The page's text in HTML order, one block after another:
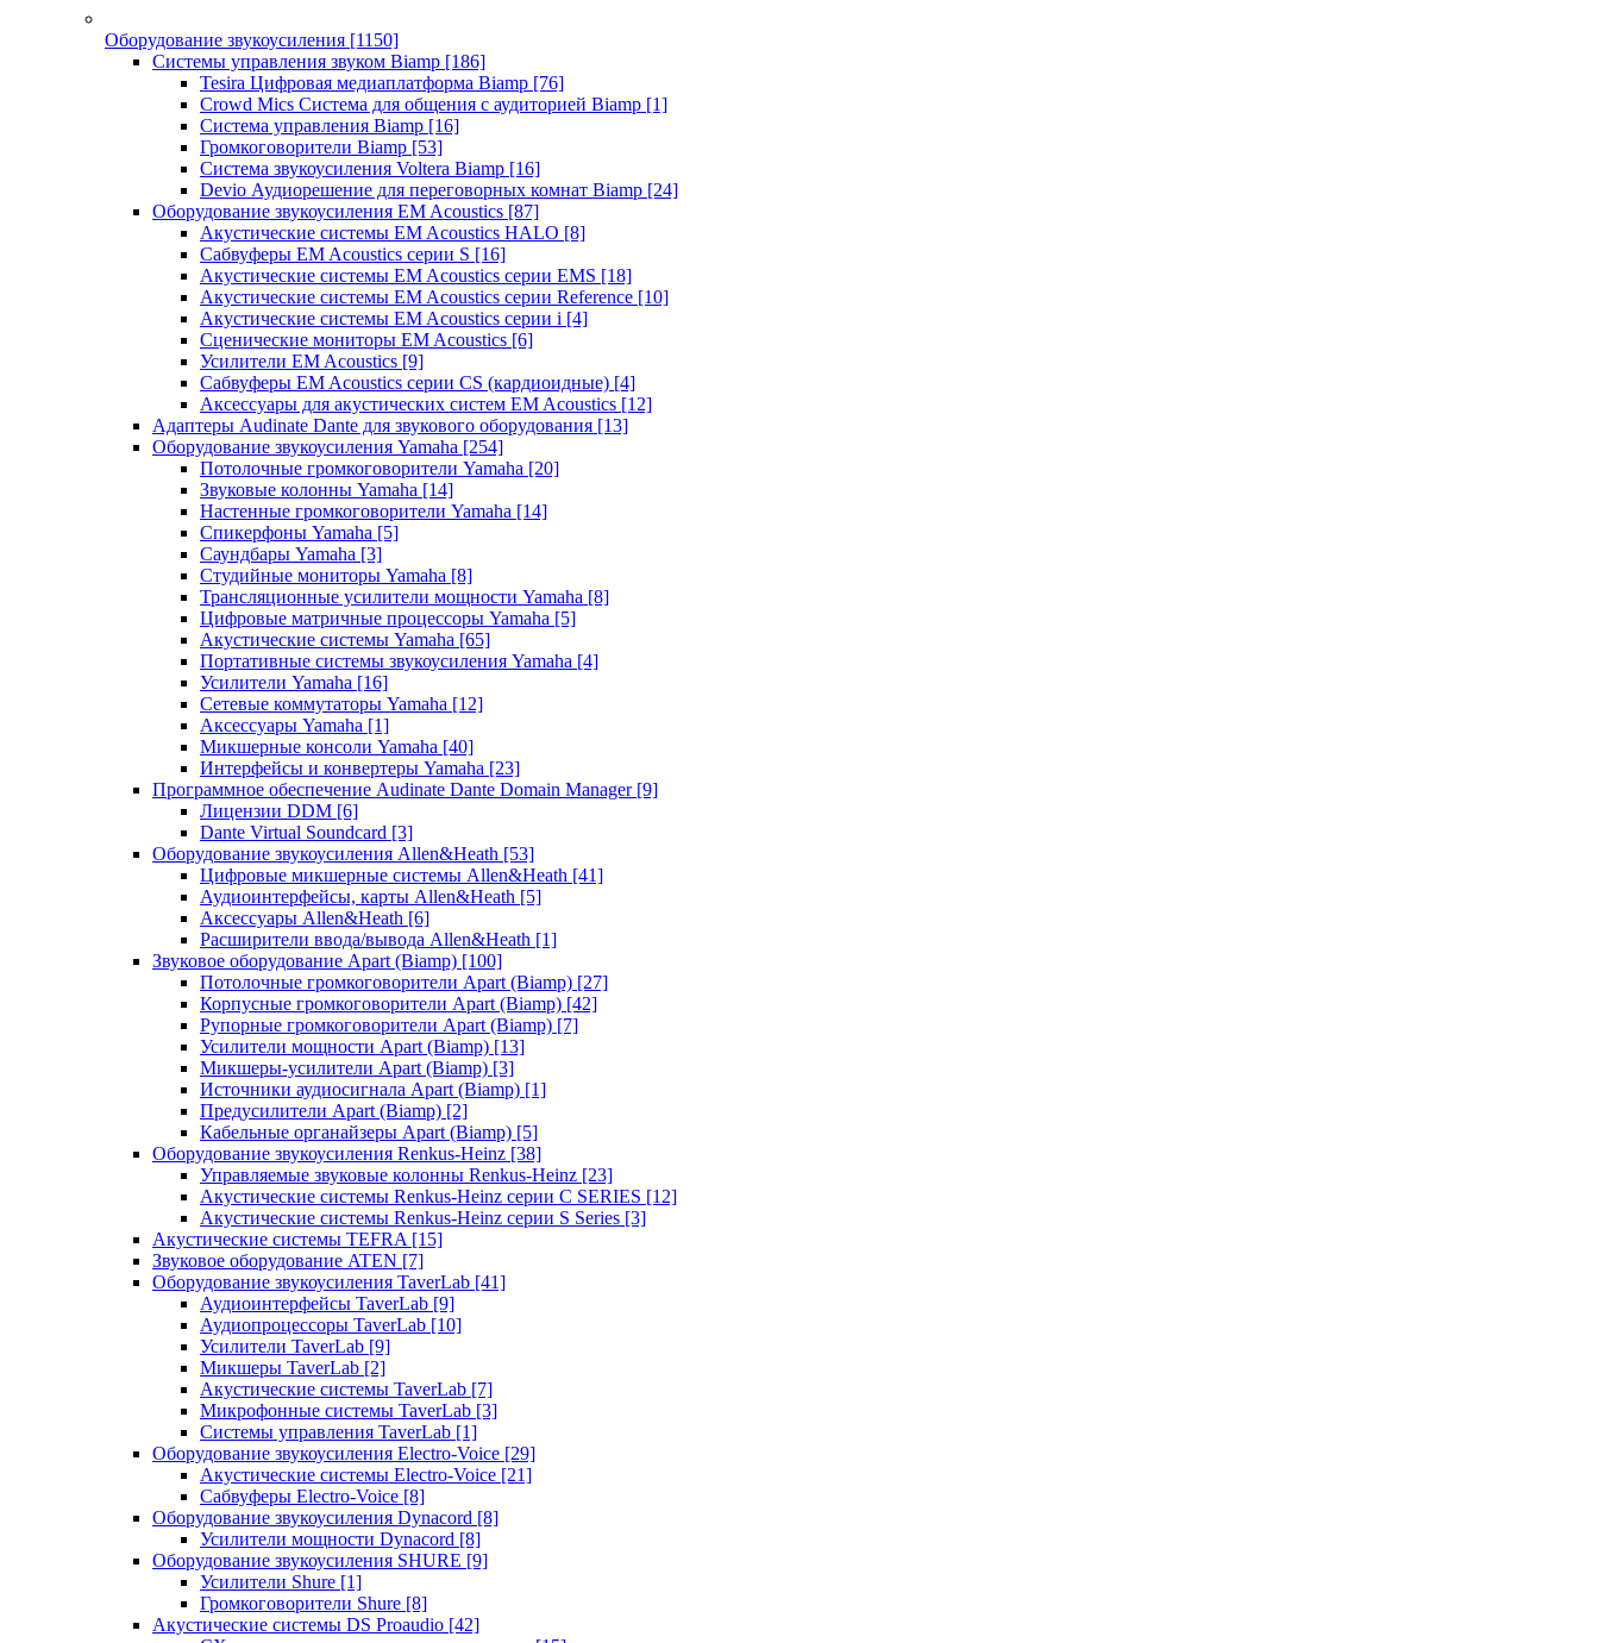
Оборудование звукоусиления [1150]
Системы управления звуком Biamp [186]
Tesira Цифровая медиаплатформа Biamp [76]
Crowd Mics Система для общения с аудиторией Biamp [1]
Система управления Biamp [16]
Громкоговорители Biamp [53]
Система звукоусиления Voltera Biamp [16]
Devio Аудиорешение для переговорных комнат Biamp [24]
Оборудование звукоусиления EM Acoustics [87]
Акустические системы EM Acoustics HALO [8]
Сабвуферы EM Acoustics серии S [16]
Акустические системы EM Acoustics серии EMS [18]
Акустические системы EM Acoustics серии Reference [10]
Акустические системы EM Acoustics серии i [4]
Сценические мониторы EM Acoustics [6]
Усилители EM Acoustics [9]
Сабвуферы EM Acoustics серии CS (кардиоидные) [4]
Аксессуары для акустических систем EM Acoustics [12]
Адаптеры Audinate Dante для звукового оборудования [13]
Оборудование звукоусиления Yamaha [254]
Потолочные громкоговорители Yamaha [20]
Звуковые колонны Yamaha [14]
Настенные громкоговорители Yamaha [14]
Спикерфоны Yamaha [5]
Саундбары Yamaha [3]
Студийные мониторы Yamaha [8]
Трансляционные усилители мощности Yamaha [8]
Цифровые матричные процессоры Yamaha [5]
Акустические системы Yamaha [65]
Портативные системы звукоусиления Yamaha [4]
Усилители Yamaha [16]
Сетевые коммутаторы Yamaha [12]
Аксессуары Yamaha [1]
Микшерные консоли Yamaha [40]
Интерфейсы и конвертеры Yamaha [23]
Программное обеспечение Audinate Dante Domain Manager [9]
Лицензии DDM [6]
Dante Virtual Soundcard [3]
Оборудование звукоусиления Allen&Heath [53]
Цифровые микшерные системы Allen&Heath [41]
Аудиоинтерфейсы, карты Allen&Heath [5]
Аксессуары Allen&Heath [6]
Расширители ввода/вывода Allen&Heath [1]
Звуковое оборудование Apart (Biamp) [100]
Потолочные громкоговорители Apart (Biamp) [27]
Корпусные громкоговорители Apart (Biamp) [42]
Рупорные громкоговорители Apart (Biamp) [7]
Усилители мощности Apart (Biamp) [13]
Микшеры-усилители Apart (Biamp) [3]
Источники аудиосигнала Apart (Biamp) [1]
Предусилители Apart (Biamp) [2]
Кабельные органайзеры Apart (Biamp) [5]
Оборудование звукоусиления Renkus-Heinz [38]
Управляемые звуковые колонны Renkus-Heinz [23]
Акустические системы Renkus-Heinz серии C SERIES [12]
Акустические системы Renkus-Heinz серии S Series [3]
Акустические системы TEFRA [15]
Звуковое оборудование ATEN [7]
Оборудование звукоусиления TaverLab [41]
Аудиоинтерфейсы TaverLab [9]
Аудиопроцессоры TaverLab [10]
Усилители TaverLab [9]
Микшеры TaverLab [2]
Акустические системы TaverLab [7]
Микрофонные системы TaverLab [3]
Системы управления TaverLab [1]
Оборудование звукоусиления Electro-Voice [29]
Акустические системы Electro-Voice [21]
Сабвуферы Electro-Voice [8]
Оборудование звукоусиления Dynacord [8]
Усилители мощности Dynacord [8]
Оборудование звукоусиления SHURE [9]
Усилители Shure [1]
Громкоговорители Shure [8]
Акустические системы DS Proaudio [42]